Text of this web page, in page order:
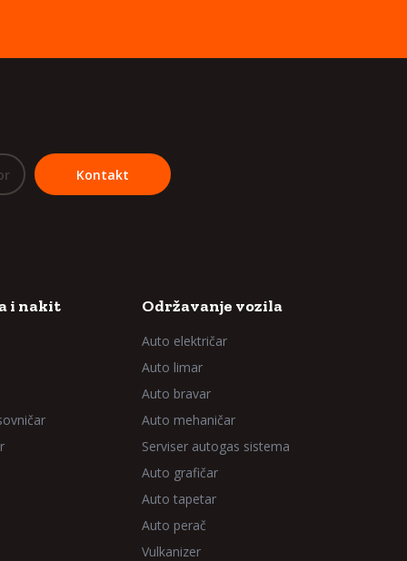
Kontakt
i nakit Održavanje vozila
Auto električar
Auto limar
Auto bravar
Auto mehaničar
Serviser autogas sistema
Auto grafičar
Auto tapetar
Auto perač
Vulkanizer